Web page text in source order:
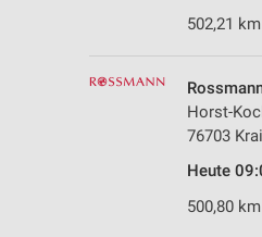
502,21
Horst-
76703
Heute
500,80